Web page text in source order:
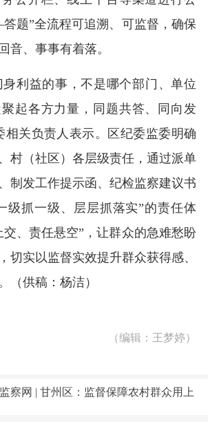
题”全流程可追溯、可监督，确保
音、事事有着落。
身利益的事，不是哪个部门、单位
起各方力量，同题共答、同向发
相关负责人表示。区纪委监委明确
村（社区）各层级责任，通过派单
制发工作提示函、纪检监察建议书
级抓一级、层层抓落实”的责任体
交、责任悬空”，让群众的急难愁盼
切实以监督实效提升群众获得感、
（供稿：杨洁）
（编辑：王梦婷）
察网 | 甘州区：监督保障农村群众用上